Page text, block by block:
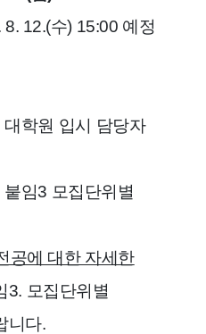
12.(수) 15:00 예정
학원 입시 담당자
임3 모집단위별
공에 대한 자세한
3. 모집단위별
니다.